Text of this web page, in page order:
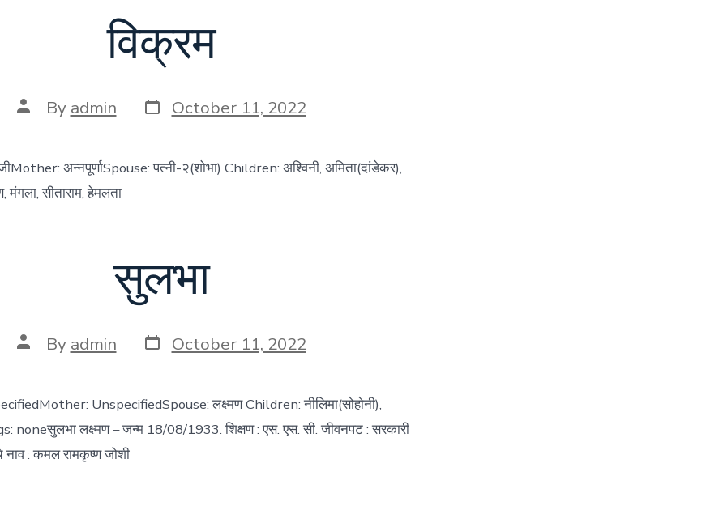
विक्रम
Post
author
By admin Post
date
October 11, 2022
अन्नपूर्णाSpouse: पत्नी-२(शोभा) Children: अश्विनी, अमिता(दांडेकर),
सीताराम, हेमलता
सुलभा
Post
author
By admin Post
date
October 11, 2022
UnspecifiedSpouse: लक्ष्मण Children: नीलिमा(सोहोनी),
noneसुलभा लक्ष्मण – जन्म 18/08/1933. शिक्षण : एस. एस. सी. जीवनपट : सरकारी
नाव : कमल रामकृष्ण जोशी